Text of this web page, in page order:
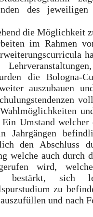
des jeweiligen
die Möglichkeit
im Rahmen
die Bologna-
auszubauen
Umstand welcher
Jahrgängen
den Abschluss
welche auch durch
wird,
bestärkt,
zu
und nach